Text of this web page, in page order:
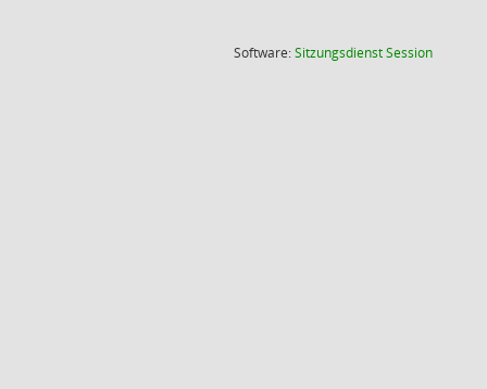
Software:SitzungsdienstSession(Wird in